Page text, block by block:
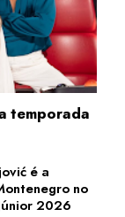
temporada
é a
no
2026